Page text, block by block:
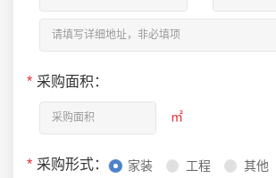
* 采购面积：
㎡
* 采购形式： 家装 工程 其他